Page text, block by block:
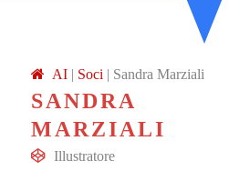
AI | Soci | Sandra Marziali
SANDRA
MARZIALI
Illustratore